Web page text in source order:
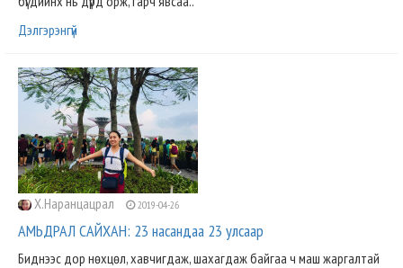
Дэлгэрэнгүй
Х.Наранцацрал 2019-04-26
АМЬДРАЛ САЙХАН: 23 насандаа 23 улсаар
Биднээс дор нөхцөл, хавчигдаж, шахагдаж байгаа ч маш жаргалтай